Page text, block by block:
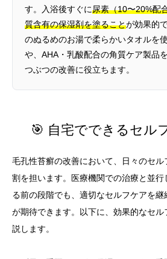
す。入浴後すぐに尿素（10〜20%配
質含有の保湿剤を塗ることが効果的
のぬるめのお湯で柔らかいタオルを
や、AHA・乳酸配合の角質ケア製品
つぶつの改善に役立ちます。
🎯 自宅でできるセル
毛孔性苔癬の改善において、日々のセ
割を担います。医療機関での治療と並
る前の段階でも、適切なセルフケアを
が期待できます。以下に、効果的なセ
説します。